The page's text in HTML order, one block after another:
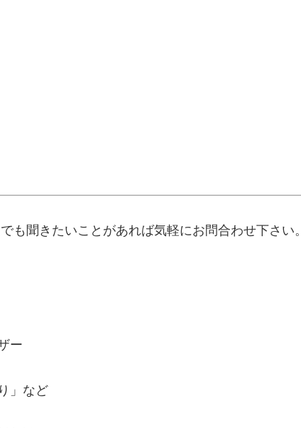
も聞きたいことがあれば気軽にお問合わせ下さい。
ー
」など